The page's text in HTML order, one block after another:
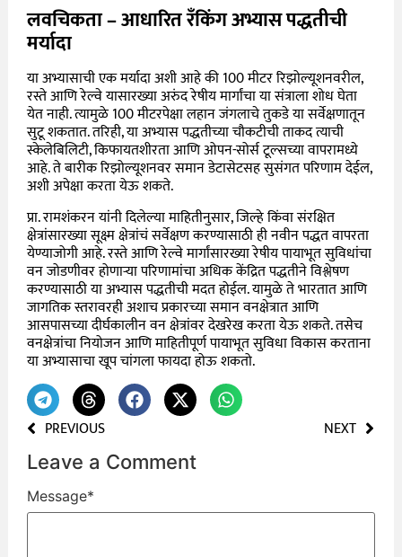
लवचिकता – आधारित रँकिंग अभ्यास पद्धतीची
मर्यादा
या अभ्यासाची एक मर्यादा अशी आहे की 100 मीटर रिझोल्यूशनवरील,
रस्ते आणि रेल्वे यासारख्या अरुंद रेषीय मार्गांचा या संत्राला शोध घेता
येत नाही. त्यामुळे 100 मीटरपेक्षा लहान जंगलाचे तुकडे या सर्वेक्षणातून
सुटू शकतात. तरिही, या अभ्यास पद्धतीच्या चौकटीची ताकद त्याची
स्केलेबिलिटी, किफायतशीरता आणि ओपन-सोर्स टूल्सच्या वापरामध्ये
आहे. ते बारीक रिझोल्यूशनवर समान डेटासेटसह सुसंगत परिणाम देईल,
अशी अपेक्षा करता येऊ शकते.
प्रा. रामशंकरन यांनी दिलेल्या माहितीनुसार, जिल्हे किंवा संरक्षित
क्षेत्रांसारख्या सूक्ष्म क्षेत्रांचं सर्वेक्षण करण्यासाठी ही नवीन पद्धत वापरता
येण्याजोगी आहे. रस्ते आणि रेल्वे मार्गांसारख्या रेषीय पायाभूत सुविधांचा
वन जोडणीवर होणाऱ्या परिणामांचा अधिक केंद्रित पद्धतीने विश्लेषण
करण्यासाठी या अभ्यास पद्धतीची मदत होईल. यामुळे ते भारतात आणि
जागतिक स्तरावरही अशाच प्रकारच्या समान वनक्षेत्रात आणि
आसपासच्या दीर्घकालीन वन क्षेत्रांवर देखरेख करता येऊ शकते. तसेच
वनक्षेत्रांचा नियोजन आणि माहितीपूर्ण पायाभूत सुविधा विकास करताना
या अभ्यासाचा खूप चांगला फायदा होऊ शकतो.
PREVIOUS NEXT
Leave a Comment
Message*